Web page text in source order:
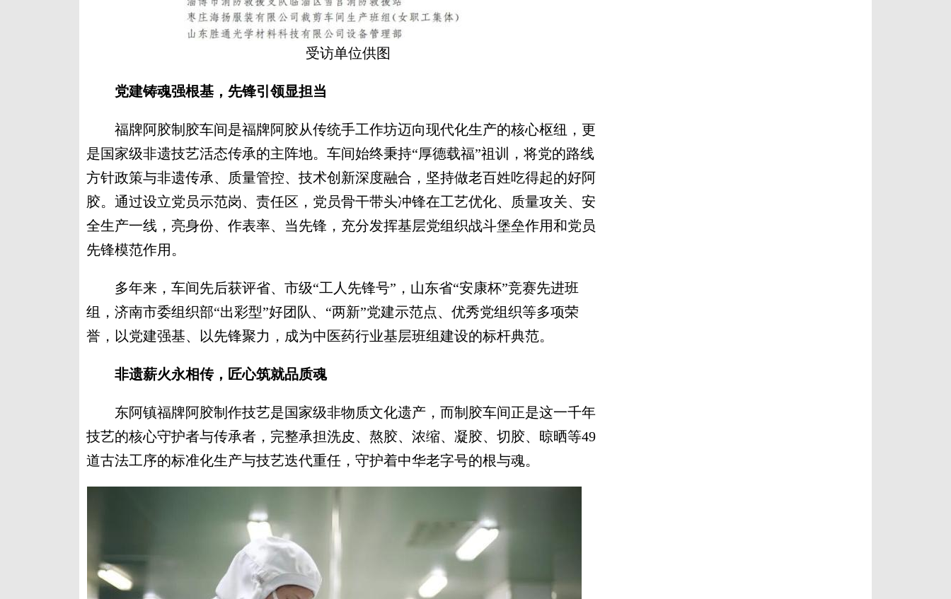
受访单位供图
党建铸魂强根基，先锋引领显担当
福牌阿胶制胶车间是福牌阿胶从传统手工作坊迈向现代化生产的核心枢纽，更
是国家级非遗技艺活态传承的主阵地。车间始终秉持“厚德载福”祖训，将党的路线
方针政策与非遗传承、质量管控、技术创新深度融合，坚持做老百姓吃得起的好阿
胶。通过设立党员示范岗、责任区，党员骨干带头冲锋在工艺优化、质量攻关、安
全生产一线，亮身份、作表率、当先锋，充分发挥基层党组织战斗堡垒作用和党员
先锋模范作用。
多年来，车间先后获评省、市级“工人先锋号”，山东省“安康杯”竞赛先进班
组，济南市委组织部“出彩型”好团队、“两新”党建示范点、优秀党组织等多项荣
誉，以党建强基、以先锋聚力，成为中医药行业基层班组建设的标杆典范。
非遗薪火永相传，匠心筑就品质魂
东阿镇福牌阿胶制作技艺是国家级非物质文化遗产，而制胶车间正是这一千年
技艺的核心守护者与传承者，完整承担洗皮、熬胶、浓缩、凝胶、切胶、晾晒等49
道古法工序的标准化生产与技艺迭代重任，守护着中华老字号的根与魂。